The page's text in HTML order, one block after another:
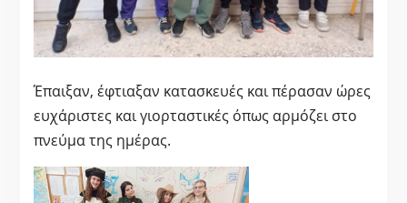
Έπαιξαν, έφτιαξαν κατασκευές και πέρασαν ώρες
ευχάριστες και γιορταστικές όπως αρμόζει στο
πνεύμα της ημέρας.